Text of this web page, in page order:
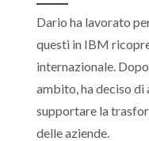
Dario ha lavorato
questi in IBM
internazionale.
ambito, ha deciso di
supportare la
delle aziende.